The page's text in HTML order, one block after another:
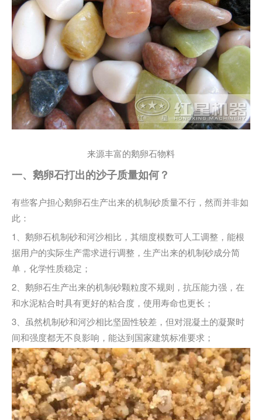
来源丰富的鹅卵石物料
一、鹅卵石打出的沙子质量如何？
有些客户担心鹅卵石生产出来的机制砂质量不行，然而并非如
此：
1、鹅卵石机制砂和河沙相比，其细度模数可人工调整，能根
据用户的实际生产需求进行调整，生产出来的机制砂成分简
单，化学性质稳定；
2、鹅卵石生产出来的机制砂颗粒度不规则，抗压能力强，在
和水泥粘合时具有更好的粘合度，使用寿命也更长；
3、虽然机制砂和河沙相比坚固性较差，但对混凝土的凝聚时
间和强度都无不良影响，能达到国家建筑标准要求；